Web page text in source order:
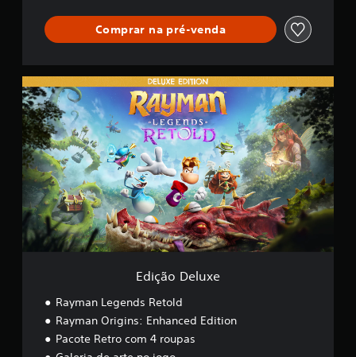
Comprar na pré-venda
d
i
ç
ã
o
D
e
u
e
Edição Deluxe
Rayman Legends Retold
Rayman Origins: Enhanced Edition
Pacote Retro com 4 roupas